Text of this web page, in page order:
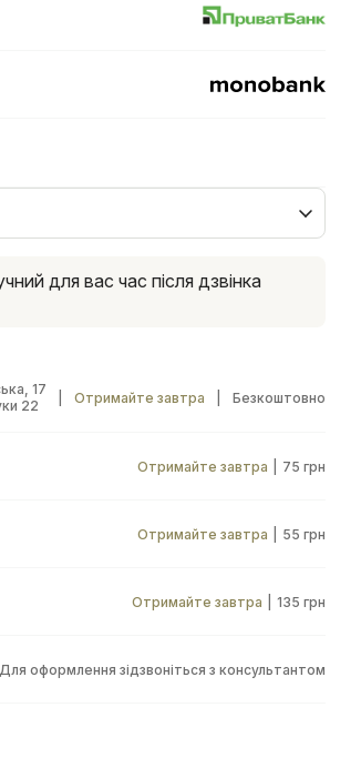
для вас час після дзвінка
17
22
Отримайте завтра Безкоштовно
Отримайте завтра 75 грн
Отримайте завтра 55 грн
Отримайте завтра 135 грн
Для оформлення зідзвоніться з консультантом